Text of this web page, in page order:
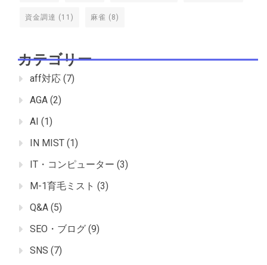
資金調達 (11) 麻雀 (8)
カテゴリー
aff対応 (7)
AGA (2)
AI (1)
IN MIST (1)
IT・コンピューター (3)
M-1育毛ミスト (3)
Q&A (5)
SEO・ブログ (9)
SNS (7)